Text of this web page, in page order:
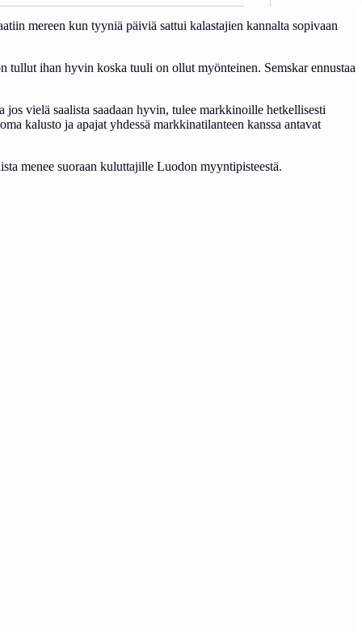
mereen kun tyyniä päiviä sattui kalastajien kannalta sopivaan
tullut ihan hyvin koska tuuli on ollut myönteinen. Semskar ennustaa
vielä saalista saadaan hyvin, tulee markkinoille hetkellisesti
kalusto ja apajat yhdessä markkinatilanteen kanssa antavat
menee suoraan kuluttajille Luodon myyntipisteestä.